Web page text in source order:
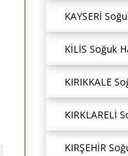
KAYSERİ
KİLİS Soğuk
KIRIKKALE
KIRKLARELİ
KIRŞEHİR